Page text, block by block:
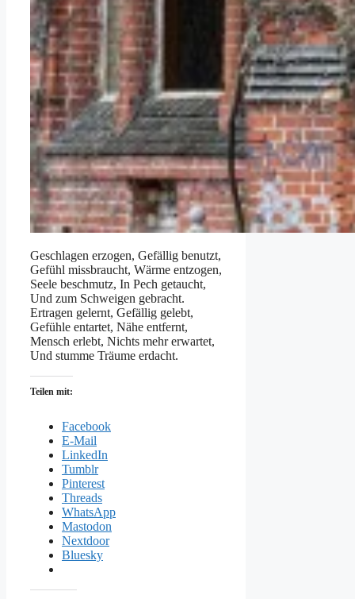
Geschlagen erzogen, Gefällig benutzt,
Gefühl missbraucht, Wärme entzogen,
Seele beschmutz, In Pech getaucht,
Und zum Schweigen gebracht.
Ertragen gelernt, Gefällig gelebt,
Gefühle entartet, Nähe entfernt,
Mensch erlebt, Nichts mehr erwartet,
Und stumme Träume erdacht.
Teilen mit:
Facebook
E-Mail
LinkedIn
Tumblr
Pinterest
Threads
WhatsApp
Mastodon
Nextdoor
Bluesky